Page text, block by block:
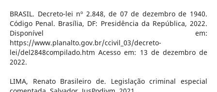
BRASIL. Decreto-lei nº 2.848, de 07 de dezembro de 1940.
Código Penal. Brasília, DF: Presidência da República, 2022.
Disponível em:
https://www.planalto.gov.br/ccivil_03/decreto-
lei/del2848compilado.htm Acesso em: 13 de dezembro de
2022.
LIMA, Renato Brasileiro de. Legislação criminal especial